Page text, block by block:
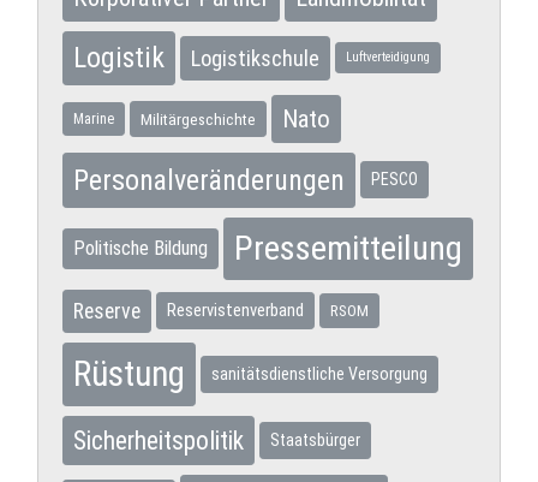
Logistik Logistikschule Luftverteidigung
Marine Militärgeschichte Nato
Personalveränderungen PESCO
Politische Bildung Pressemitteilung
Reserve Reservistenverband RSOM
Rüstung sanitätsdienstliche Versorgung
Sicherheitspolitik Staatsbürger